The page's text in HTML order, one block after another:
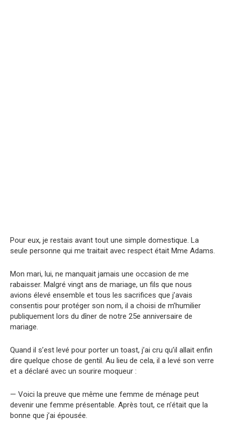
Pour eux, je restais avant tout une simple domestique. La
seule personne qui me traitait avec respect était Mme Adams.
Mon mari, lui, ne manquait jamais une occasion de me
rabaisser. Malgré vingt ans de mariage, un fils que nous
avions élevé ensemble et tous les sacrifices que j’avais
consentis pour protéger son nom, il a choisi de m’humilier
publiquement lors du dîner de notre 25e anniversaire de
mariage.
Quand il s’est levé pour porter un toast, j’ai cru qu’il allait enfin
dire quelque chose de gentil. Au lieu de cela, il a levé son verre
et a déclaré avec un sourire moqueur :
— Voici la preuve que même une femme de ménage peut
devenir une femme présentable. Après tout, ce n’était que la
bonne que j’ai épousée.